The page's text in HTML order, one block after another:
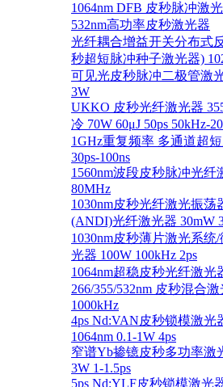
1064nm DFB 皮秒脉冲激
532nm高功率皮秒激光器
光纤耦合增益开关分布式
秒超短脉冲种子激光器)
可见光皮秒脉冲二极管激
3W
UKKO 皮秒光纤激光器
冷 70W 60μJ 50ps 50kHz-
1GHz重复频率 多通道超
30ps-100ns
1560nm波段皮秒脉冲光纤
80MHz
1030nm皮秒光纤激光振荡
(ANDI)光纤激光器 30mW
1030nm皮秒薄片激光系
光器 100W 100kHz 2ps
1064nm超稳皮秒光纤激光
266/355/532nm 皮秒混合
1000kHz
4ps Nd:VAN皮秒锁模激光
1064nm 0.1-1W 4ps
窄谱Yb掺镱皮秒多功率激
3W 1-1.5ps
5ps Nd:YLF皮秒锁模激光